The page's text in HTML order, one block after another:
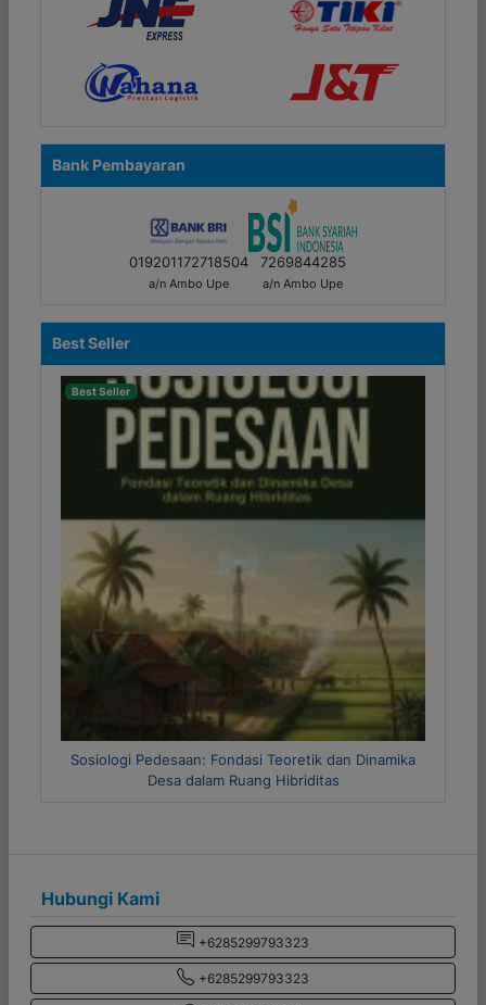
Bank Pembayaran
019201172718504
a/n Ambo Upe
7269844285
a/n Ambo Upe
Best Seller
Best Seller
Metode Riset Kuantitatif dan Kualitatif
Previous Next
Hubungi Kami
+6285299793323
+6285299793323